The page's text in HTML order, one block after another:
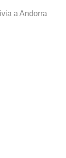
a Andorra